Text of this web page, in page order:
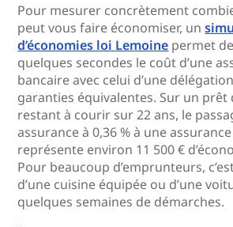
Pour mesurer concrètement
peut vous faire économiser, un
d’économies loi Lemoine permet
quelques secondes le coût d’une
bancaire avec celui d’une
garanties équivalentes. Sur un prêt
restant à courir sur 22 ans, le
assurance à 0,36 % à une assurance
représente environ 11 500 €
Pour beaucoup d’emprunteurs,
d’une cuisine équipée ou d’une
quelques semaines de démarches.